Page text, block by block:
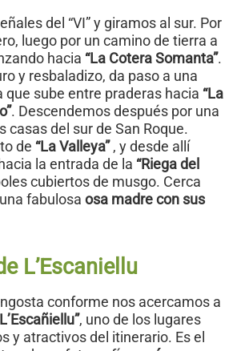
del “VI” y giramos al sur. Por
luego por un camino de tierra a
hacia “La Cotera Somanta”.
y resbaladizo, da paso a una
que sube entre praderas hacia “La
. Descendemos después por una
casas del sur de San Roque.
de “La Valleya”, y desde allí
la entrada de la “Riega del
cubiertos de musgo. Cerca
fabulosa osa madre con sus
L’Escaniellu
conforme nos acercamos a
, uno de los lugares
y atractivos del itinerario. Es el